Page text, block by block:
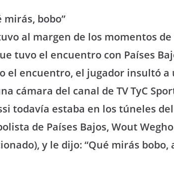
mirás, bobo”
al margen de los momentos
tuvo el encuentro con Países
el encuentro, el jugador insultó
cámara del canal de TV TyC
todavía estaba en los túneles
de Países Bajos, Wout
y le dijo: “Qué mirás bobo,